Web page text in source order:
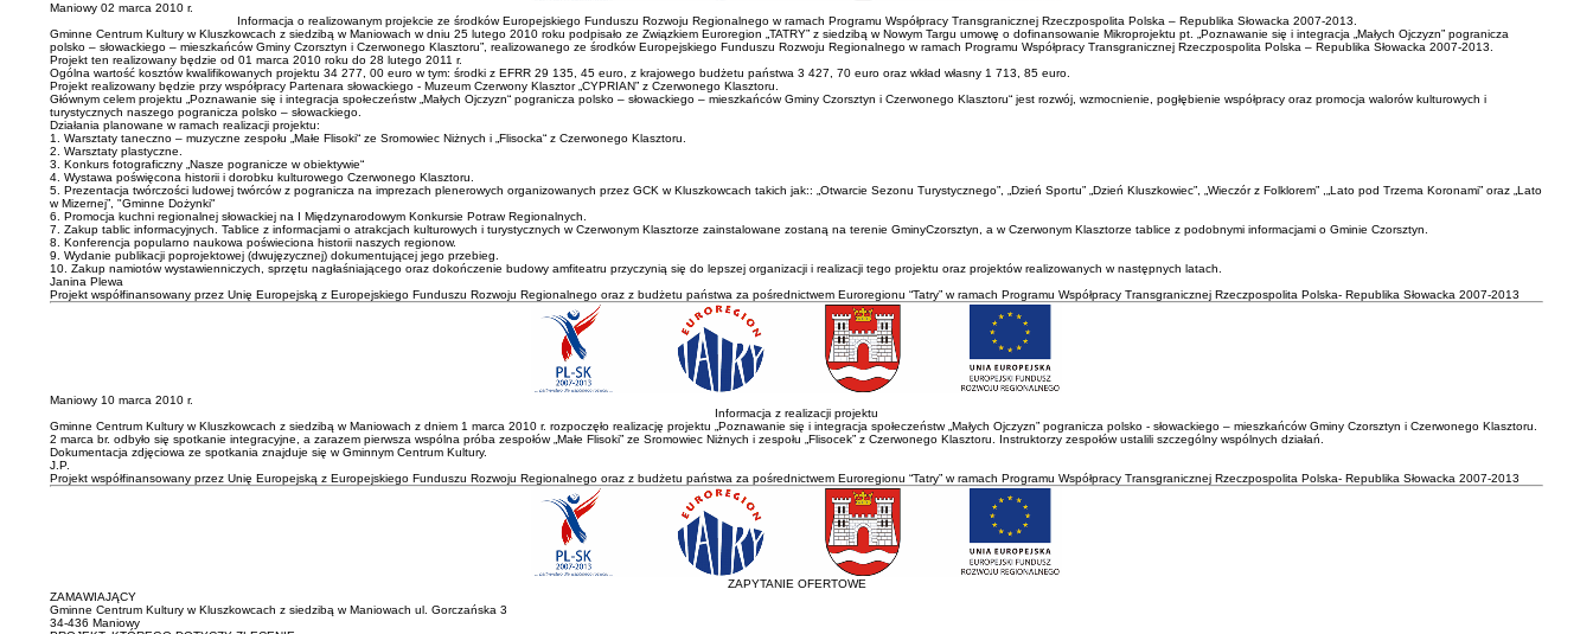
Maniowy 02 marca 2010 r.
Informacja o realizowanym projekcie ze środków Europejskiego Funduszu Rozwoju Regionalnego w ramach Programu Współpracy Transgranicznej Rzeczpospolita Polska – Republika Słowacka 2007-2013.
Gminne Centrum Kultury w Kluszkowcach z siedzibą w Maniowach w dniu 25 lutego 2010 roku podpisało ze Związkiem Euroregion „TATRY” z siedzibą w Nowym Targu umowę o dofinansowanie Mikroprojektu pt. „Poznawanie się i integracja „Małych Ojczyzn” pogranicza
polsko – słowackiego – mieszkańców Gminy Czorsztyn i Czerwonego Klasztoru”, realizowanego ze środków Europejskiego Funduszu Rozwoju Regionalnego w ramach Programu Współpracy Transgranicznej Rzeczpospolita Polska – Republika Słowacka 2007-2013.
Projekt ten realizowany będzie od 01 marca 2010 roku do 28 lutego 2011 r.
Ogólna wartość kosztów kwalifikowanych projektu 34 277, 00 euro w tym: środki z EFRR 29 135, 45 euro, z krajowego budżetu państwa 3 427, 70 euro oraz wkład własny 1 713, 85 euro.
Projekt realizowany będzie przy współpracy Partenara słowackiego - Muzeum Czerwony Klasztor „CYPRIAN” z Czerwonego Klasztoru.
Głównym celem projektu „Poznawanie się i integracja społeczeństw „Małych Ojczyzn“ pogranicza polsko – słowackiego – mieszkańców Gminy Czorsztyn i Czerwonego Klasztoru“ jest rozwój, wzmocnienie, pogłębienie współpracy oraz promocja walorów kulturowych i
turystycznych naszego pogranicza polsko – słowackiego.
Działania planowane w ramach realizacji projektu:
1. Warsztaty taneczno – muzyczne zespołu „Małe Flisoki“ ze Sromowiec Niżnych i „Flisocka“ z Czerwonego Klasztoru.
2. Warsztaty plastyczne.
3. Konkurs fotograficzny „Nasze pogranicze w obiektywie“
4. Wystawa poświęcona historii i dorobku kulturowego Czerwonego Klasztoru.
5. Prezentacja twórczości ludowej twórców z pogranicza na imprezach plenerowych organizowanych przez GCK w Kluszkowcach takich jak:: „Otwarcie Sezonu Turystycznego”, „Dzień Sportu” „Dzień Kluszkowiec”, „Wieczór z Folklorem” ,„Lato pod Trzema Koronami” oraz „Lato
w Mizernej”, "Gminne Dożynki"
6. Promocja kuchni regionalnej słowackiej na I Międzynarodowym Konkursie Potraw Regionalnych.
7. Zakup tablic informacyjnych. Tablice z informacjami o atrakcjach kulturowych i turystycznych w Czerwonym Klasztorze zainstalowane zostaną na terenie GminyCzorsztyn, a w Czerwonym Klasztorze tablice z podobnymi informacjami o Gminie Czorsztyn.
8. Konferencja popularno naukowa poświeciona historii naszych regionow.
9. Wydanie publikacji poprojektowej (dwujęzycznej) dokumentującej jego przebieg.
10. Zakup namiotów wystawienniczych, sprzętu nagłaśniającego oraz dokończenie budowy amfiteatru przyczynią się do lepszej organizacji i realizacji tego projektu oraz projektów realizowanych w następnych latach.
Janina Plewa
Projekt współfinansowany przez Unię Europejską z Europejskiego Funduszu Rozwoju Regionalnego oraz z budżetu państwa za pośrednictwem Euroregionu “Tatry” w ramach Programu Współpracy Transgranicznej Rzeczpospolita Polska- Republika Słowacka 2007-2013
Maniowy 10 marca 2010 r.
Informacja z realizacji projektu
Gminne Centrum Kultury w Kluszkowcach z siedzibą w Maniowach z dniem 1 marca 2010 r. rozpoczęło realizację projektu „Poznawanie się i integracja społeczeństw „Małych Ojczyzn” pogranicza polsko - słowackiego – mieszkańców Gminy Czorsztyn i Czerwonego Klasztoru.
2 marca br. odbyło się spotkanie integracyjne, a zarazem pierwsza wspólna próba zespołów „Małe Flisoki” ze Sromowiec Niżnych i zespołu „Flisocek” z Czerwonego Klasztoru. Instruktorzy zespołów ustalili szczególny wspólnych działań.
Dokumentacja zdjęciowa ze spotkania znajduje się w Gminnym Centrum Kultury.
J.P.
Projekt współfinansowany przez Unię Europejską z Europejskiego Funduszu Rozwoju Regionalnego oraz z budżetu państwa za pośrednictwem Euroregionu “Tatry” w ramach Programu Współpracy Transgranicznej Rzeczpospolita Polska- Republika Słowacka 2007-2013
ZAPYTANIE OFERTOWE
ZAMAWIAJĄCY
Gminne Centrum Kultury w Kluszkowcach z siedzibą w Maniowach ul. Gorczańska 3
34-436 Maniowy